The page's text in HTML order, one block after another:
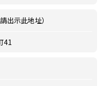
出示此地址）
41